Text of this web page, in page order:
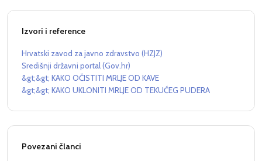
Izvori i reference
Hrvatski zavod za javno zdravstvo (HZJZ)
Središnji državni portal (Gov.hr)
&gt;&gt; KAKO OČISTITI MRLJE OD KAVE
&gt;&gt; KAKO UKLONITI MRLJE OD TEKUĆEG PUDERA
Povezani članci